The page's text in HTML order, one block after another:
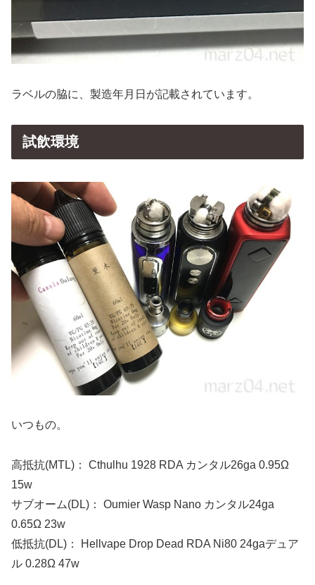
ラベルの脇に、製造年月日が記載されています。
試飲環境
いつもの。
高抵抗(MTL)： Cthulhu 1928 RDA カンタル26ga 0.95Ω
15w
サブオーム(DL)： Oumier Wasp Nano カンタル24ga
0.65Ω 23w
低抵抗(DL)： Hellvape Drop Dead RDA Ni80 24gaデュア
ル 0.28Ω 47w